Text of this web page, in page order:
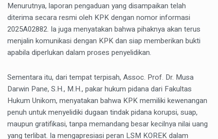
Menurutnya, laporan pengaduan yang disampaikan telah
diterima secara resmi oleh KPK dengan nomor informasi
2025A02882. Ia juga menyatakan bahwa pihaknya akan terus
menjalin komunikasi dengan KPK dan siap memberikan bukti
apabila diperlukan dalam proses penyelidikan.
Sementara itu, dari tempat terpisah, Assoc. Prof. Dr. Musa
Darwin Pane, S.H., M.H., pakar hukum pidana dari Fakultas
Hukum Unikom, menyatakan bahwa KPK memiliki kewenangan
penuh untuk menyelidiki dugaan tindak pidana korupsi, suap,
maupun gratifikasi, tanpa memandang besar kecilnya nilai uang
yang terlibat. Ia mengapresiasi peran LSM KOREK dalam